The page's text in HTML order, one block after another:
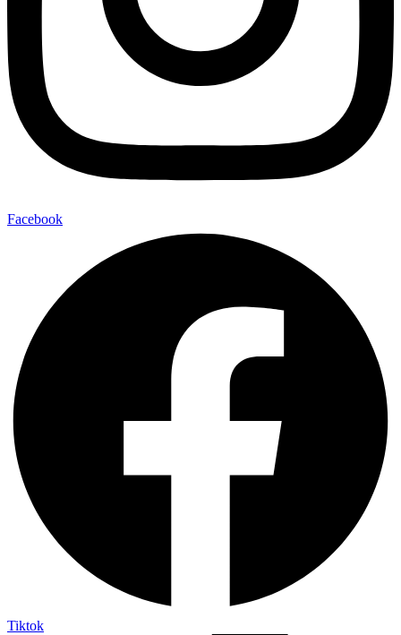
Facebook
Tiktok